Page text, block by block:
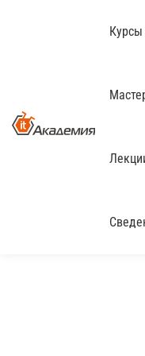
Курсы